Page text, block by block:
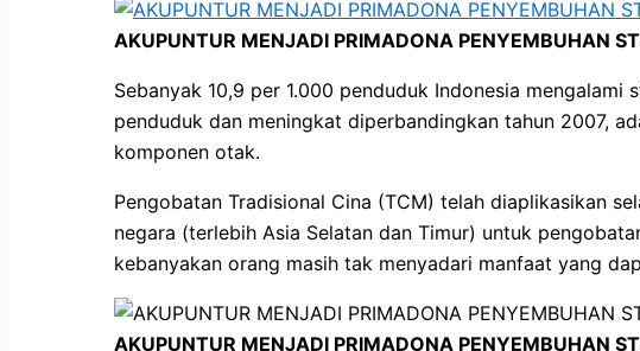
AKUPUNTUR MENJADI PRIMADONA PENYEMBUHAN
Sebanyak 10,9 per 1.000 penduduk Indonesia
penduduk dan meningkat diperbandingkan tahun 2007,
komponen otak.
Pengobatan Tradisional Cina (TCM) telah diaplikasikan
negara (terlebih Asia Selatan dan Timur) untuk
kebanyakan orang masih tak menyadari manfaat yang
AKUPUNTUR MENJADI PRIMADONA PENYEMBUHAN